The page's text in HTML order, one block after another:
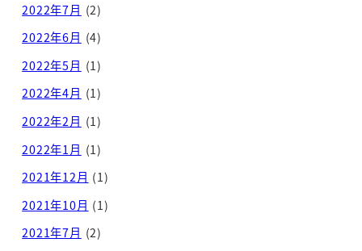
2022年7月 (2)
2022年6月 (4)
2022年5月 (1)
2022年4月 (1)
2022年2月 (1)
2022年1月 (1)
2021年12月 (1)
2021年10月 (1)
2021年7月 (2)